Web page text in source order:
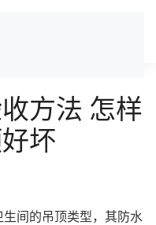
方法 怎样
坏
间的吊顶类型，其防水